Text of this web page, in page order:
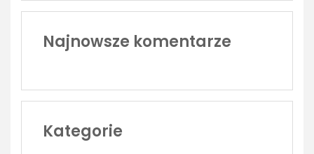
Najnowsze komentarze
Kategorie